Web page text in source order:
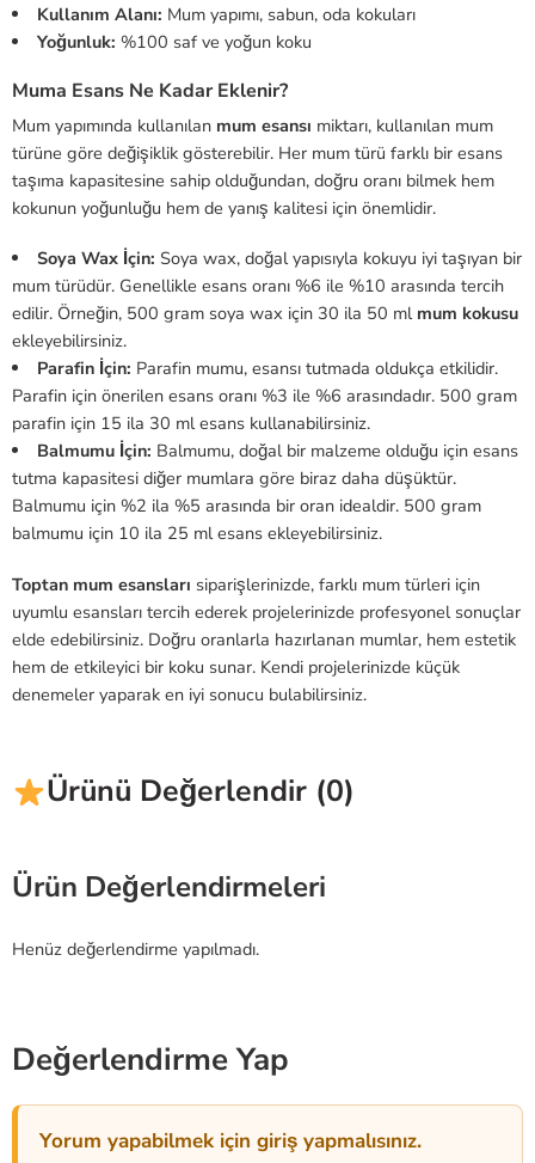
Kullanım Alanı: Mum yapımı, sabun, oda kokuları
Yoğunluk: %100 saf ve yoğun koku
Muma Esans Ne Kadar Eklenir?
Mum yapımında kullanılan mum esansı miktarı, kullanılan mum
türüne göre değişiklik gösterebilir. Her mum türü farklı bir esans
taşıma kapasitesine sahip olduğundan, doğru oranı bilmek hem
kokunun yoğunluğu hem de yanış kalitesi için önemlidir.
Soya Wax İçin: Soya wax, doğal yapısıyla kokuyu iyi taşıyan bir
mum türüdür. Genellikle esans oranı %6 ile %10 arasında tercih
edilir. Örneğin, 500 gram soya wax için 30 ila 50 ml mum kokusu
ekleyebilirsiniz.
Parafin İçin: Parafin mumu, esansı tutmada oldukça etkilidir.
Parafin için önerilen esans oranı %3 ile %6 arasındadır. 500 gram
parafin için 15 ila 30 ml esans kullanabilirsiniz.
Balmumu İçin: Balmumu, doğal bir malzeme olduğu için esans
tutma kapasitesi diğer mumlara göre biraz daha düşüktür.
Balmumu için %2 ila %5 arasında bir oran idealdir. 500 gram
balmumu için 10 ila 25 ml esans ekleyebilirsiniz.
Toptan mum esansları siparişlerinizde, farklı mum türleri için
uyumlu esansları tercih ederek projelerinizde profesyonel sonuçlar
elde edebilirsiniz. Doğru oranlarla hazırlanan mumlar, hem estetik
hem de etkileyici bir koku sunar. Kendi projelerinizde küçük
denemeler yaparak en iyi sonucu bulabilirsiniz.
Ürünü Değerlendir (0)
Ürün Değerlendirmeleri
Henüz değerlendirme yapılmadı.
Değerlendirme Yap
Yorum yapabilmek için giriş yapmalısınız.